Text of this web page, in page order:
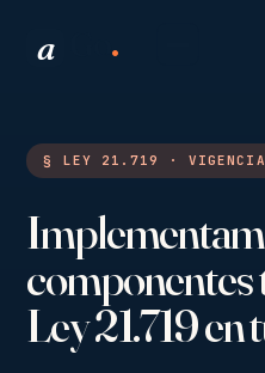
a .
§ LEY 21.719 ·
componentes
Ley 21.719 en